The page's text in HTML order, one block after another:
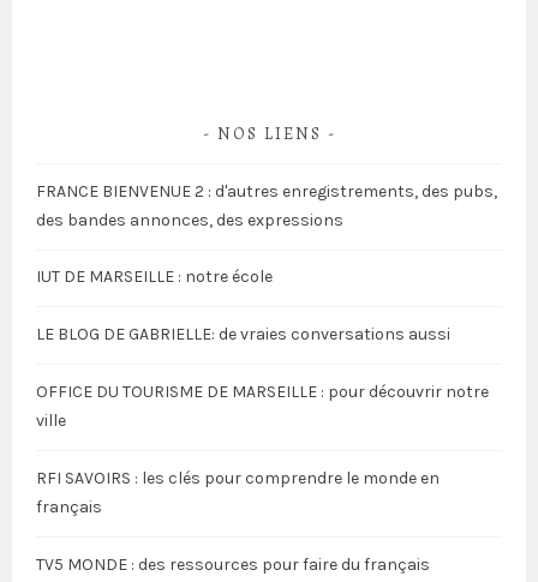
NOS LIENS
FRANCE BIENVENUE 2 : d'autres enregistrements, des pubs,
des bandes annonces, des expressions
IUT DE MARSEILLE : notre école
LE BLOG DE GABRIELLE: de vraies conversations aussi
OFFICE DU TOURISME DE MARSEILLE : pour découvrir notre
ville
RFI SAVOIRS : les clés pour comprendre le monde en
français
TV5 MONDE : des ressources pour faire du français